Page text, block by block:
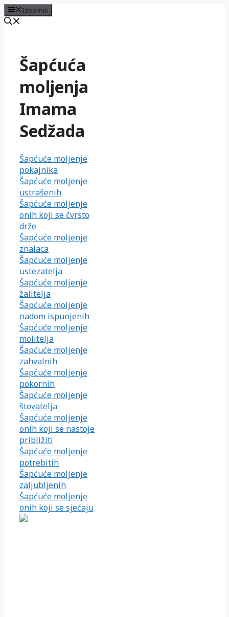
Izbornik
sadržajŠapćuća
moljenja
Imama
Sedžada
Šapćuće moljenje
pokajnika
Šapćuće moljenje
ustrašenih
Šapćuće moljenje
onih koji se čvrsto
drže
Šapćuće moljenje
znalaca
Šapćuće moljenje
ustezatelja
Šapćuće moljenje
žalitelja
Šapćuće moljenje
nadom ispunjenih
Šapćuće moljenje
molitelja
Šapćuće moljenje
zahvalnih
Šapćuće moljenje
pokornih
Šapćuće moljenje
štovatelja
Šapćuće moljenje
onih koji se nastoje
približiti
Šapćuće moljenje
potrebitih
Šapćuće moljenje
zaljubljenih
Šapćuće moljenje
onih koji se sjećaju